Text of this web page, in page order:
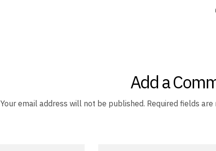
Add a
Your email address will not be published. Required fields are